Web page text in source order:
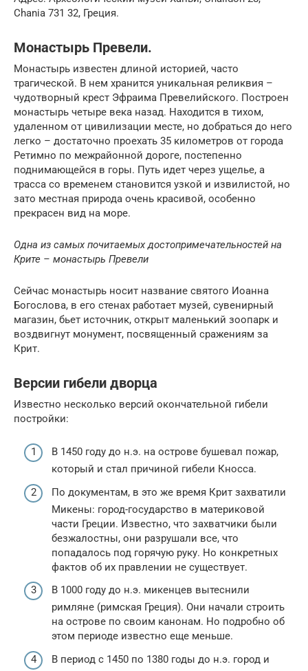
Chania 731 32, Греция.
Монастырь Превели.
Монастырь известен длиной историей, часто
трагической. В нем хранится уникальная реликвия –
чудотворный крест Эфраима Превелийского. Построен
монастырь четыре века назад. Находится в тихом,
удаленном от цивилизации месте, но добраться до него
легко – достаточно проехать 35 километров от города
Ретимно по межрайонной дороге, постепенно
поднимающейся в горы. Путь идет через ущелье, а
трасса со временем становится узкой и извилистой, но
зато местная природа очень красивой, особенно
прекрасен вид на море.
Одна из самых почитаемых достопримечательностей на
Крите – монастырь Превели
Сейчас монастырь носит название святого Иоанна
Богослова, в его стенах работает музей, сувенирный
магазин, бьет источник, открыт маленький зоопарк и
воздвигнут монумент, посвященный сражениям за
Крит.
Версии гибели дворца
Известно несколько версий окончательной гибели
постройки:
В 1450 году до н.э. на острове бушевал пожар,
который и стал причиной гибели Кносса.
По документам, в это же время Крит захватили
Микены: город-государство в материковой
части Греции. Известно, что захватчики были
безжалостны, они разрушали все, что
попадалось под горячую руку. Но конкретных
фактов об их правлении не существует.
В 1000 году до н.э. микенцев вытеснили
римляне (римская Греция). Они начали строить
на острове по своим канонам. Но подробно об
этом периоде известно еще меньше.
В период с 1450 по 1380 годы до н.э. город и